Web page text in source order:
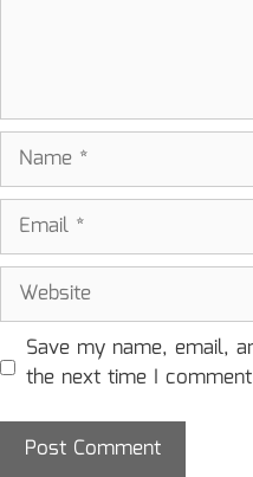
Name
Email
Website
Save my name, email,
the next time I